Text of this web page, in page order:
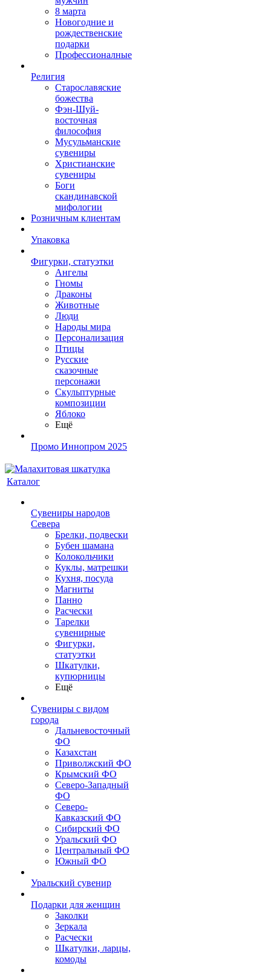
8 марта
Новогодние и
рождественские
подарки
Профессионалные
Религия
Старославяские
божества
Фэн-Шуй-
восточная
философия
Мусульманские
сувениры
Христианские
сувениры
Боги
скандинавской
мифологии
Розничным клиентам
Упаковка
Фигурки, статуэтки
Ангелы
Гномы
Драконы
Животные
Люди
Народы мира
Персонализация
Птицы
Русские
сказочные
персонажи
Скульптурные
композиции
Яблоко
Ещё
Промо Иннопром 2025
Каталог
Сувениры народов
Севера
Брелки, подвески
Бубен шамана
Колокольчики
Куклы, матрешки
Кухня, посуда
Магниты
Панно
Расчески
Тарелки
сувенирные
Фигурки,
статуэтки
Шкатулки,
купюрницы
Ещё
Сувениры с видом
города
Дальневосточный
ФО
Казахстан
Приволжский ФО
Крымский ФО
Северо-Западный
ФО
Северо-
Кавказский ФО
Сибирский ФО
Уральский ФО
Центральный ФО
Южный ФО
Уральский сувенир
Подарки для женщин
Заколки
Зеркала
Расчески
Шкатулки, ларцы,
комоды